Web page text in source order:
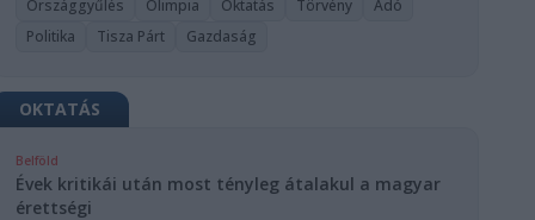
Országgyűlés
Olimpia Oktatás Törvény
Adó
Politika
Tisza Párt Gazdaság
OKTATÁS
Belföld
Évek kritikái után most tényleg átalakul a magyar
érettségi